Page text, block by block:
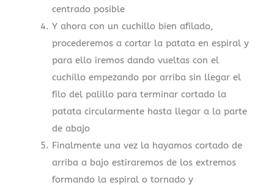
centrado posible
Y ahora con un cuchillo bien afilado,
procederemos a cortar la patata en espiral y
para ello iremos dando vueltas con el
cuchillo empezando por arriba sin llegar el
filo del palillo para terminar cortado la
patata circularmente hasta llegar a la parte
de abajo
Finalmente una vez la hayamos cortado de
arriba a bajo estiraremos de los extremos
formando la espiral o tornado y